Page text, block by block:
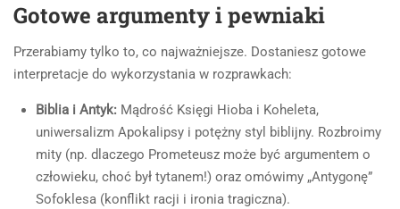
Gotowe argumenty i pewniaki
Przerabiamy tylko to, co najważniejsze. Dostaniesz gotowe
interpretacje do wykorzystania w rozprawkach:
Biblia i Antyk: Mądrość Księgi Hioba i Koheleta,
uniwersalizm Apokalipsy i potężny styl biblijny. Rozbroimy
mity (np. dlaczego Prometeusz może być argumentem o
człowieku, choć był tytanem!) oraz omówimy „Antygonę”
Sofoklesa (konflikt racji i ironia tragiczna).